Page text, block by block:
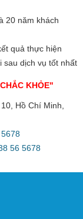
20 năm khách
quả thực hiện
sau dịch vụ tốt nhất
KHỎE"
Hồ Chí Minh,
56 5678